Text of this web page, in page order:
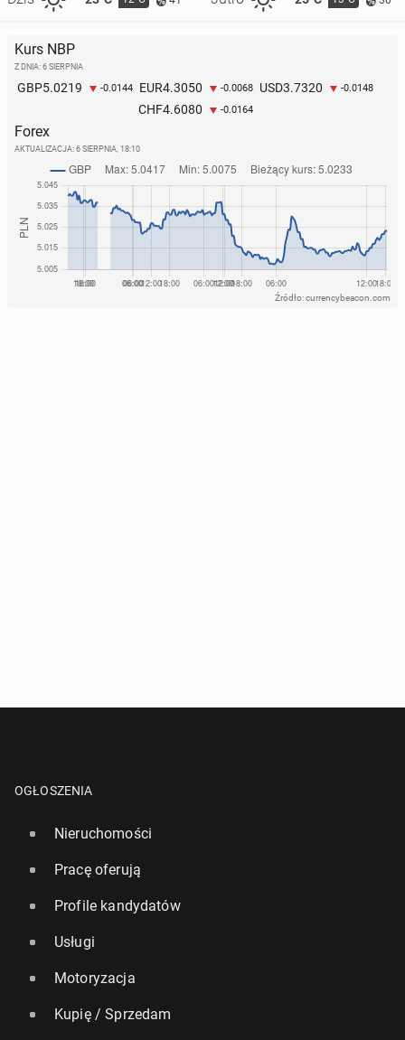
Kurs NBP
Z DNIA: 6 SIERPNIA
GBP5.0219 -0.0144 EUR4.3050 -0.0068 USD3.7320 -0.0148
CHF4.6080 -0.0164
Forex
AKTUALIZACJA: 6 SIERPNIA, 18:10
Źródło: currencybeacon.com
OGŁOSZENIA
Nieruchomości
Pracę oferują
Profile kandydatów
Usługi
Motoryzacja
Kupię / Sprzedam